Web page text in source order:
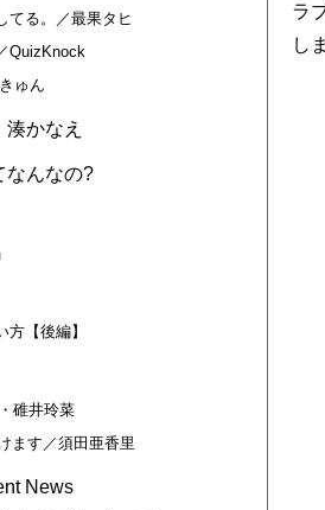
てる。／最果タヒ
QuizKnock
ゅん
かなえ
なんなの?
【後編】
碓井玲菜
ます／須田亜香里
News
ラ
し